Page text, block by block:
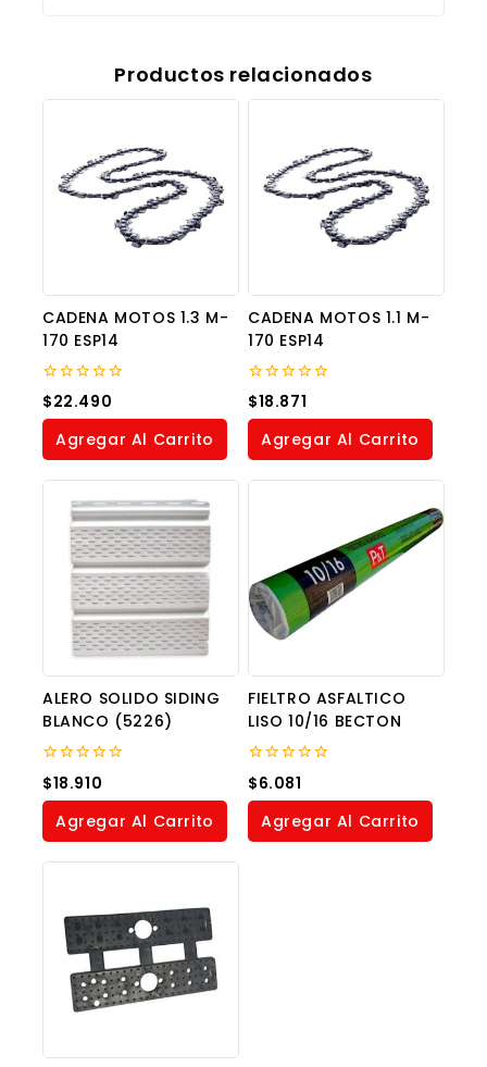
Productos relacionados
CADENA MOTOS 1.3 M-
170 ESP14
0
out
of
$22.490
Agregar Al Carrito
CADENA MOTOS 1.1 M-
170 ESP14
0
out
of
$18.871
Agregar Al Carrito
ALERO SOLIDO SIDING
BLANCO (5226)
0
out
of
$18.910
Agregar Al Carrito
FIELTRO ASFALTICO
LISO 10/16 BECTON
0
out
of
$6.081
Agregar Al Carrito